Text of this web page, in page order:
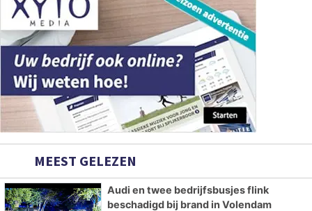
MEEST GELEZEN
Audi en twee bedrijfsbusjes flink
beschadigd bij brand in Volendam